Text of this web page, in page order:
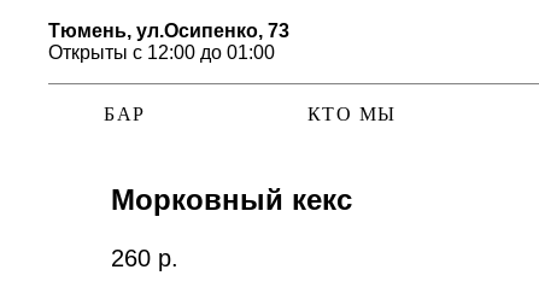
Тюмень, ул.Осипенко, 73
Открыты с 12:00 до 01:00
БАР КТО МЫ
Морковный кекс
260 р.